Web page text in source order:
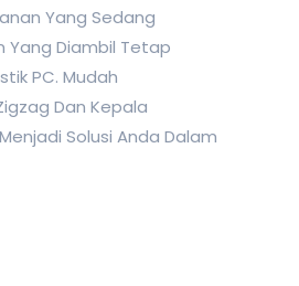
Yang Sedang
Yang Diambil Tetap
PC. Mudah
Dan Kepala
Solusi Anda Dalam